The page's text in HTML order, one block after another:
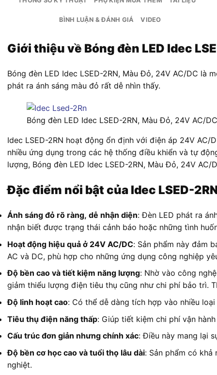
BÌNH LUẬN & ĐÁNH GIÁ VIDEO
Giới thiệu về Bóng đèn LED Idec
Bóng đèn LED Idec LSED-2RN, Màu Đỏ, 24V AC/DC là
phát ra ánh sáng màu đỏ rất dễ nhìn thấy.
Bóng đèn LED Idec LSED-2RN, Màu Đỏ, 24V AC/
Idec LSED-2RN hoạt động ổn định với điện áp 24V
nhiều ứng dụng trong các hệ thống điều khiển và tự
lượng, Bóng đèn LED Idec LSED-2RN, Màu Đỏ, 24V
Đặc điểm nổi bật của Idec LSED-
Ánh sáng đỏ rõ ràng, dễ nhận diện: Đèn LED phát ra
nhận biết được trạng thái cảnh báo hoặc những tình
Hoạt động hiệu quả ở 24V AC/DC: Sản phẩm này đảm
AC và DC, phù hợp cho những ứng dụng công nghiệp
Độ bền cao và tiết kiệm năng lượng: Nhờ vào công
giảm thiểu lượng điện tiêu thụ cũng như chi phí bảo trì.
Độ linh hoạt cao: Có thể dễ dàng tích hợp vào nhiều
Tiêu thụ điện năng thấp: Giúp tiết kiệm chi phí vận
Cấu trúc đơn giản nhưng chính xác: Điều này mang lại
Độ bền cơ học cao và tuổi thọ lâu dài: Sản phẩm có
nghiệt.